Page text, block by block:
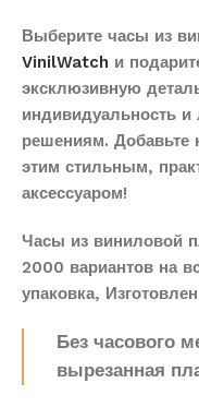
Выберите часы из
VinilWatch и
эксклюзивную
индивидуальность
решениям. Добавьте
этим стильным,
аксессуаром!
Часы из виниловой
2000 вариантов на
упаковка,
Без часового
вырезанная